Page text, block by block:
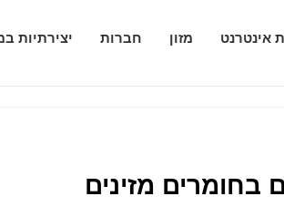
אינטרנט מזון חברות יצירתיות
בחומרים מזינים